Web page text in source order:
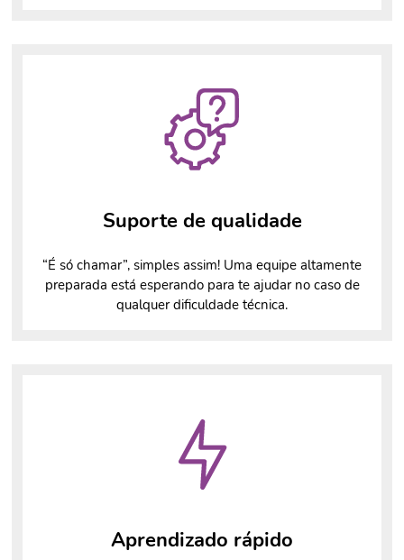
Suporte de qualidade
“É só chamar”, simples assim! Uma equipe altamente
preparada está esperando para te ajudar no caso de
qualquer dificuldade técnica.
Aprendizado rápido